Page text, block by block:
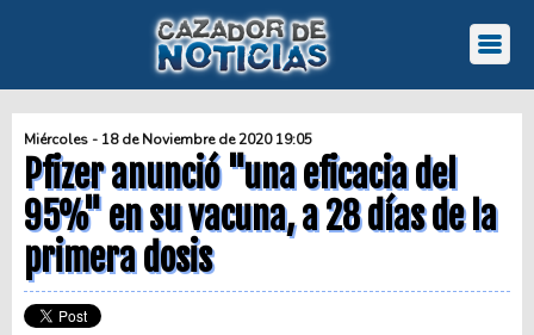
Miércoles - 18 de Noviembre de 2020 19:05
Pfizer anunció "una eficacia del
95%" en su vacuna, a 28 días de la
primera dosis